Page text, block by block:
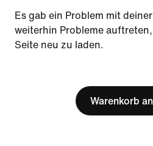
Es gab ein Problem mit
weiterhin Probleme
Seite neu zu laden.
Warenkorb
Nutzungsbedingungen
Verkaufsbedingungen
Impressum